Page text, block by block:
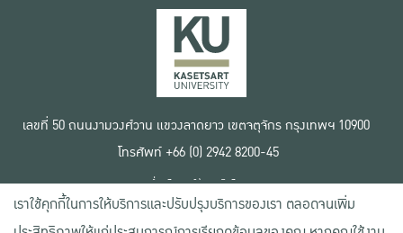
เลขที่ 50 ถนนงามวงศ์วาน แขวงลาดยาว เขตจตุจักร กรุงเทพฯ 10900
โทรศัพท์ +66 (0) 2942 8200-45
เงื่อนไขการใช้งานเว็บไซต์
ข้อตกลงด้านสิทธิ์ใช้งาน
นโยบายความเป็นส่วนตัว
เราใช้คุกกี้ในการให้บริการและปรับปรุงบริการของเรา ตลอดจนเพิ่ม